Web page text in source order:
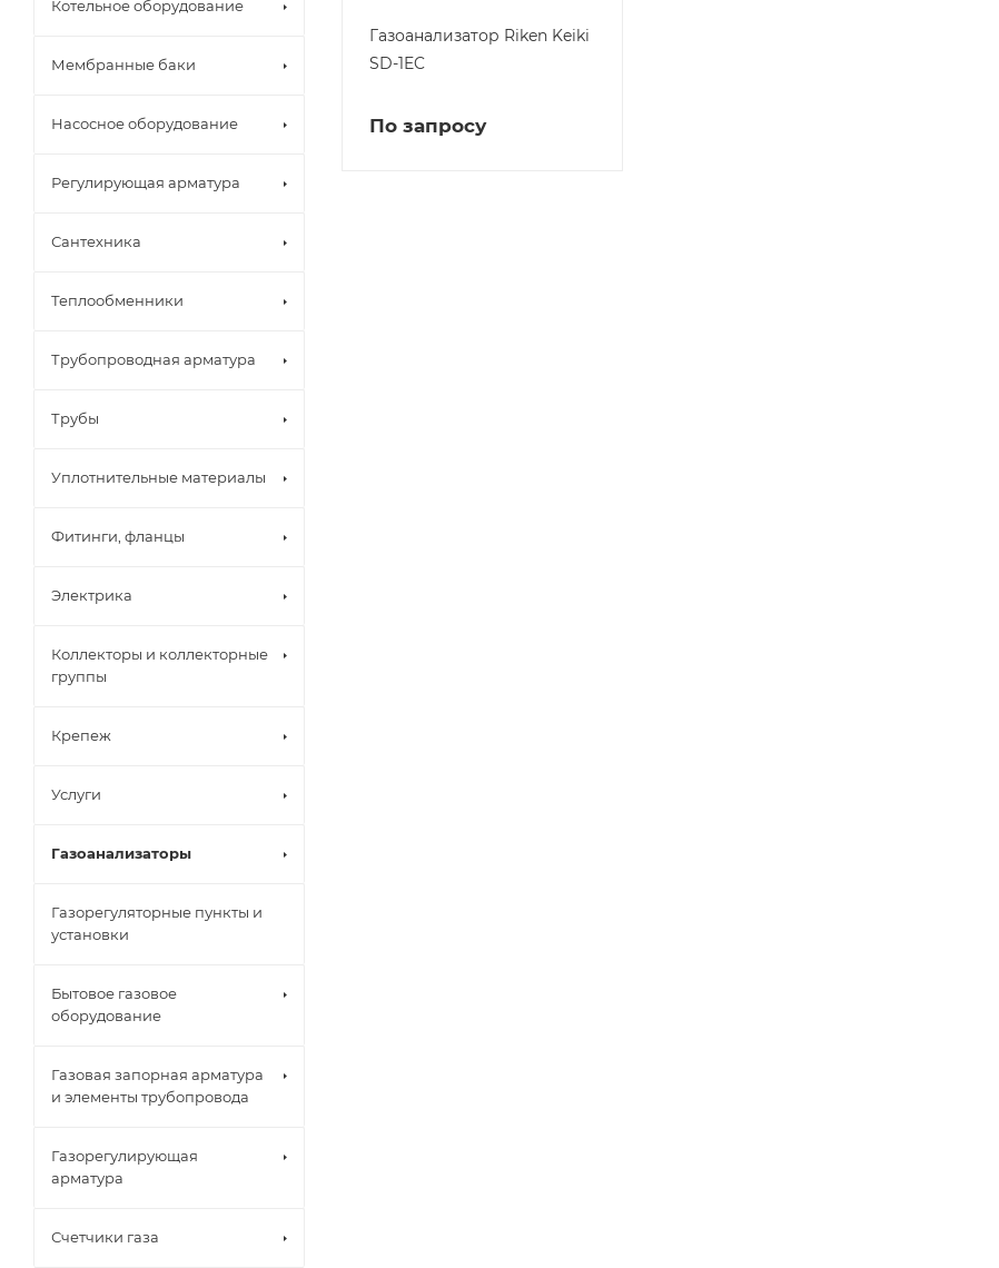
Газоанализатор Riken Keiki
SD-1EC
По запросу
Котельное оборудование
Мембранные баки
Насосное оборудование
Регулирующая арматура
Сантехника
Теплообменники
Трубопроводная арматура
Трубы
Уплотнительные материалы
Фитинги, фланцы
Электрика
Коллекторы и коллекторные
группы
Крепеж
Услуги
Газоанализаторы
Газорегуляторные пункты и
установки
Бытовое газовое
оборудование
Газовая запорная арматура
и элементы трубопровода
Газорегулирующая
арматура
Счетчики газа